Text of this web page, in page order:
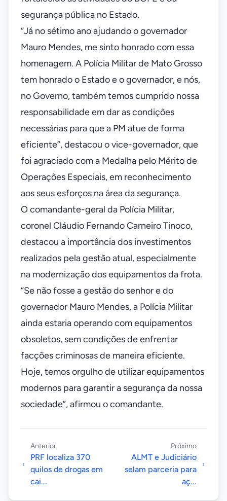
segurança pública no Estado.
“Já no sétimo ano ajudando o governador
Mauro Mendes, me sinto honrado com essa
homenagem. A Polícia Militar de Mato Grosso
tem honrado o Estado e o governador, e nós,
no Governo, também temos cumprido nossa
responsabilidade em dar as condições
necessárias para que a PM atue de forma
eficiente”, destacou o vice-governador, que
foi agraciado com a Medalha pelo Mérito de
Operações Especiais, em reconhecimento
aos seus esforços na área da segurança.
O comandante-geral da Polícia Militar,
coronel Cláudio Fernando Carneiro Tinoco,
destacou a importância dos investimentos
realizados pela gestão atual, especialmente
na modernização dos equipamentos da frota.
“Se não fosse a gestão do senhor e do
governador Mauro Mendes, a Polícia Militar
ainda estaria operando com equipamentos
obsoletos, sem condições de enfrentar
facções criminosas de maneira eficiente.
Hoje, temos orgulho de utilizar equipamentos
modernos para garantir a segurança da nossa
sociedade”, afirmou o comandante.
Anterior
PRF localiza 370
quilos de drogas em
cai...
Próximo
ALMT e Judiciário
selam parceria para
aç...